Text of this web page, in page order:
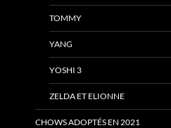
TOMMY
YANG
YOSHI 3
ZELDA ET ELIONNE
CHOWS ADOPTÉS EN 2021